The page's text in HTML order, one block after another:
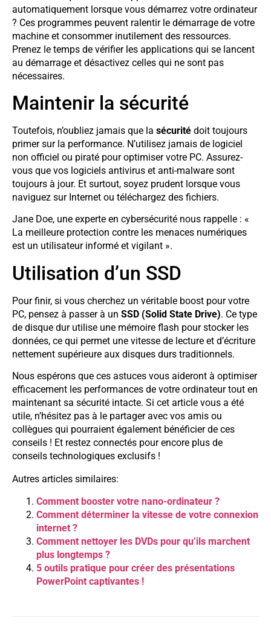
automatiquement lorsque vous démarrez votre ordinateur
? Ces programmes peuvent ralentir le démarrage de votre
machine et consommer inutilement des ressources.
Prenez le temps de vérifier les applications qui se lancent
au démarrage et désactivez celles qui ne sont pas
nécessaires.
Maintenir la sécurité
Toutefois, n’oubliez jamais que la sécurité doit toujours
primer sur la performance. N’utilisez jamais de logiciel
non officiel ou piraté pour optimiser votre PC. Assurez-
vous que vos logiciels antivirus et anti-malware sont
toujours à jour. Et surtout, soyez prudent lorsque vous
naviguez sur Internet ou téléchargez des fichiers.
Jane Doe, une experte en cybersécurité nous rappelle : «
La meilleure protection contre les menaces numériques
est un utilisateur informé et vigilant ».
Utilisation d’un SSD
Pour finir, si vous cherchez un véritable boost pour votre
PC, pensez à passer à un SSD (Solid State Drive). Ce type
de disque dur utilise une mémoire flash pour stocker les
données, ce qui permet une vitesse de lecture et d’écriture
nettement supérieure aux disques durs traditionnels.
Nous espérons que ces astuces vous aideront à optimiser
efficacement les performances de votre ordinateur tout en
maintenant sa sécurité intacte. Si cet article vous a été
utile, n’hésitez pas à le partager avec vos amis ou
collègues qui pourraient également bénéficier de ces
conseils ! Et restez connectés pour encore plus de
conseils technologiques exclusifs !
Autres articles similaires:
Comment booster votre nano-ordinateur ?
Comment déterminer la vitesse de votre connexion
internet ?
Comment nettoyer les DVDs pour qu’ils marchent
plus longtemps ?
5 outils pratique pour créer des présentations
PowerPoint captivantes !